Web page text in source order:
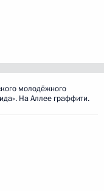
молодёжного
На Аллее граффити.